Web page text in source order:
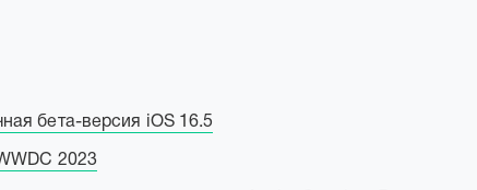
бета-версия iOS 16.5
2023